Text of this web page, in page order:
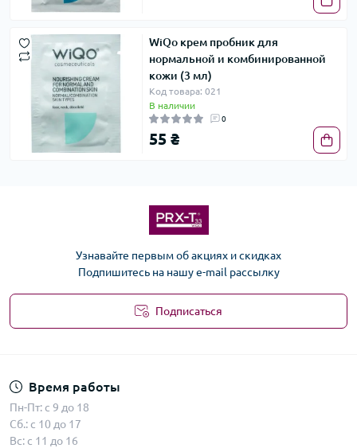
WiQo крем пробник для
нормальной и комбинированной
кожи (3 мл)
Код товара: 021
В наличии
0
55 ₴
Узнавайте первым об акциях и скидках
Подпишитесь на нашу e-mail рассылку
Подписаться
Время работы
Пн-Пт: с 9 до 18
Сб.: с 10 до 17
Вс: с 11 до 16